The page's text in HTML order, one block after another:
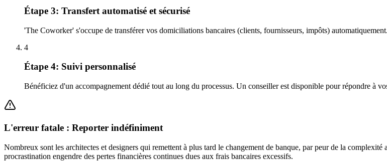
Étape 3: Transfert automatisé et sécurisé
'The Coworker' s'occupe de transférer vos domiciliations bancaires (clients, fournisseurs, impôts)
4
Étape 4: Suivi personnalisé
Bénéficiez d'un accompagnement dédié tout au long du processus. Un conseiller est disponible pour répondre à
L'erreur fatale : Reporter indéfiniment
Nombreux sont les architectes et designers qui remettent à plus tard le changement de banque, par peur de la
procrastination engendre des pertes financières continues dues aux frais bancaires excessifs.